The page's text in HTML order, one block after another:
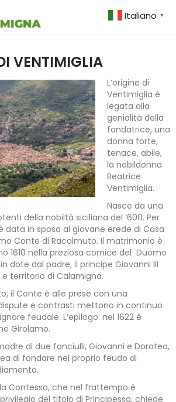
VENTIMIGLIA
L’origine di
Ventimiglia è
legata alla
genialità della
fondatrice, una
donna forte,
tenace, abile,
la nobildonna
Beatrice
Ventimiglia.
Nasce da una
della nobiltà siciliana del ‘600. Per
data in sposa al giovane erede di Casa
Conte di Racalmuto. Il matrimonio è
1610 nella preziosa cornice del Duomo
dote dal padre, il principe Giovanni III
territorio di Calamigna.
il Conte è alle prese con una
e contrasti mettono in continuo
feudale. L’epilogo: nel 1622 è
Girolamo.
di due fanciulli, Giovanni e Dorotea,
di fondare nel proprio feudo di
la Contessa, che nel frattempo è
del titolo di Principessa, chiede
Italiano ▼